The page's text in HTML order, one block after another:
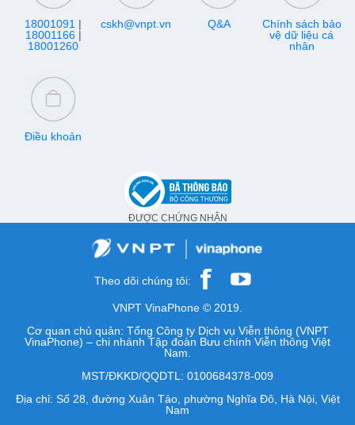
18001091 |
18001166|
18001260
cskh@vnpt.vn Q&A
Chính sách bảo
vệ dữ liệu cá
nhân
Điều khoản
ĐƯỢC CHỨNG NHẬN
Theo dõi chúng tôi:
VNPT VinaPhone © 2019.
Cơ quan chủ quản: Tổng Công ty Dịch vụ Viễn thông (VNPT
VinaPhone) – chi nhánh Tập đoàn Bưu chính Viễn thông Việt
Nam.
MST/ĐKKD/QQDTL: 0100684378-009
Địa chỉ: Số 28, đường Xuân Tảo, phường Nghĩa Đô, Hà Nội, Việt
Nam